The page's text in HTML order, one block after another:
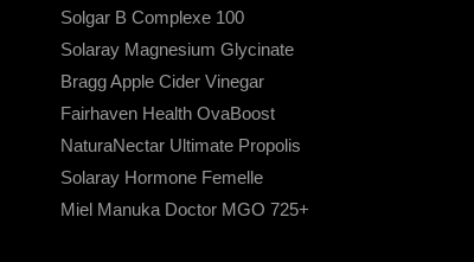
Solgar B Complexe 100
Solaray Magnesium Glycinate
Bragg Apple Cider Vinegar
Fairhaven Health OvaBoost
NaturaNectar Ultimate Propolis
Solaray Hormone Femelle
Miel Manuka Doctor MGO 725+